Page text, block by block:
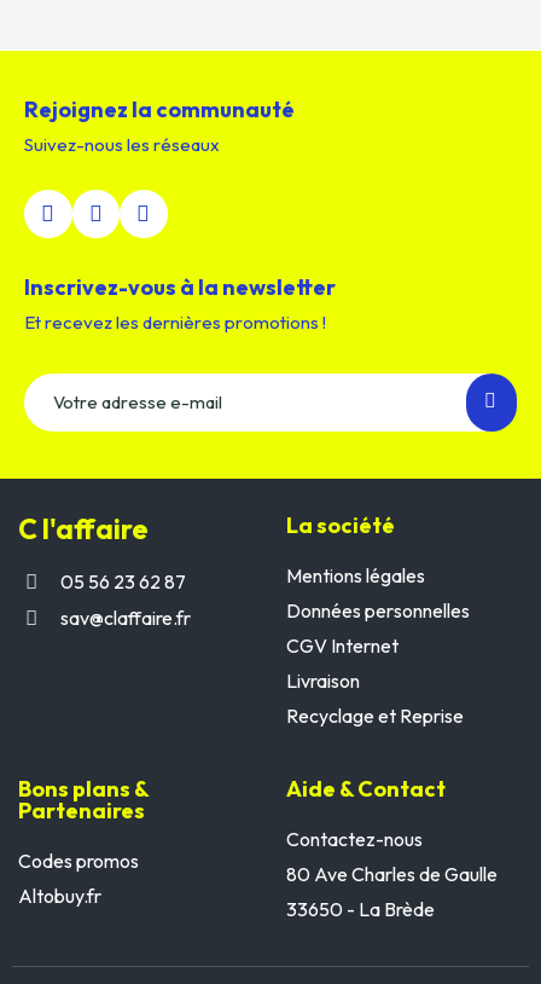
Rejoignez la communauté
Suivez-nous les réseaux
Inscrivez-vous à la newsletter
Et recevez les dernières promotions !
C l'affaire
05 56 23 62 87
sav@claffaire.fr
La société
Mentions légales
Données personnelles
CGV Internet
Livraison
Recyclage et Reprise
Bons plans &
Partenaires
Codes promos
Altobuy.fr
Aide & Contact
Contactez-nous
80 Ave Charles de Gaulle
33650 - La Brède